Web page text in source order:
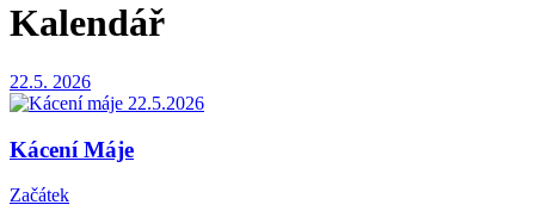
Kalendář
22.5. 2026
Kácení Máje
Začátek